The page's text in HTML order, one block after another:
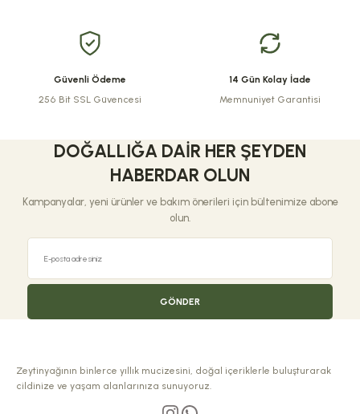
Güvenli Ödeme
256 Bit SSL Güvencesi
14 Gün Kolay İade
Memnuniyet Garantisi
DOĞALLIĞA DAIR HER ŞEYDEN
HABERDAR OLUN
Kampanyalar, yeni ürünler ve bakım önerileri için bültenimize abone
olun.
GÖNDER
Zeytinyağının binlerce yıllık mucizesini, doğal içeriklerle buluşturarak
cildinize ve yaşam alanlarınıza sunuyoruz.